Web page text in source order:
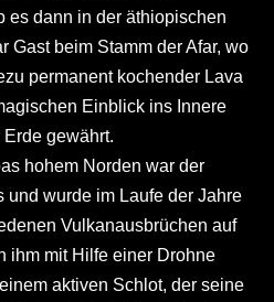
es dann in der äthiopischen
Gast beim Stamm der Afar, wo
permanent kochender Lava
Einblick ins Innere
Erde gewährt.
hohem Norden war der
und wurde im Laufe der Jahre
Vulkanausbrüchen auf
ihm mit Hilfe einer Drohne
aktiven Schlot, der seine